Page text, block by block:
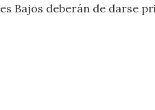
Bajos deberán de darse